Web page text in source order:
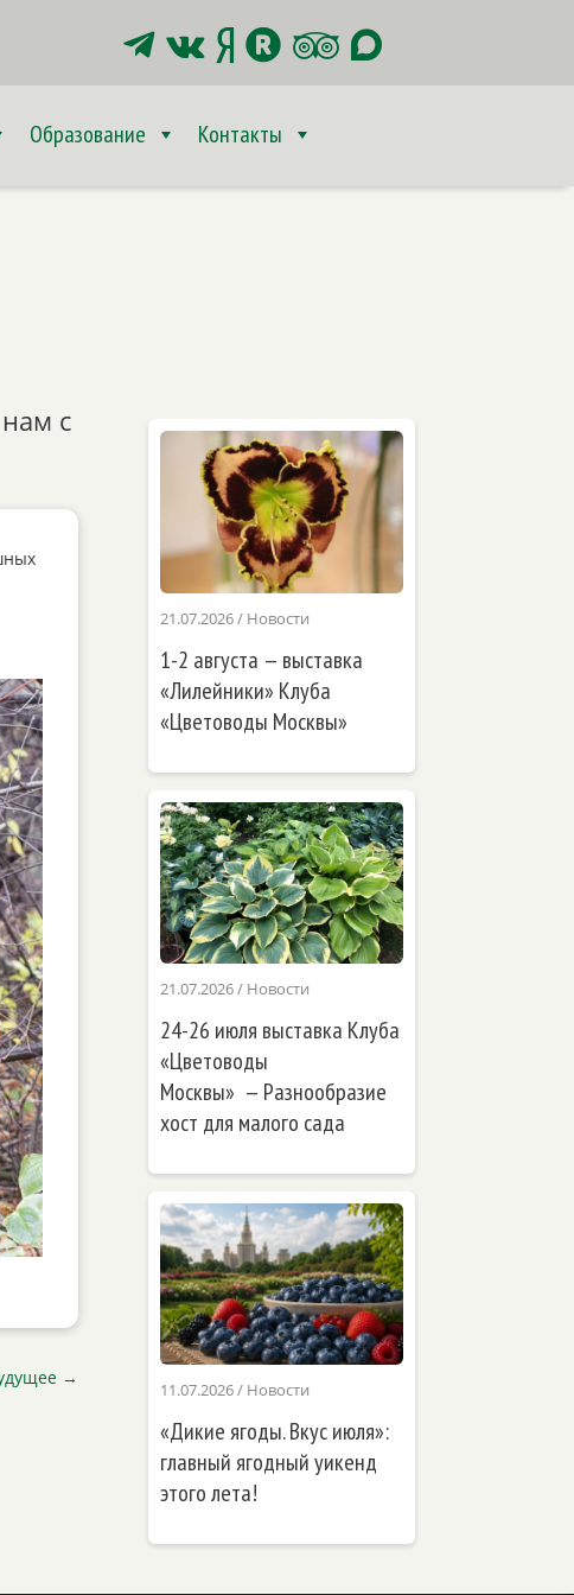
     
Образование Контакты
с
→
21.07.2026/ Новости
1-2 августа — выставка
«Лилейники» Клуба
«Цветоводы Москвы»
21.07.2026/ Новости
24-26 июля выставка Клуба
«Цветоводы
Москвы» — Разнообразие
хост для малого сада
11.07.2026/ Новости
«Дикие ягоды. Вкус июля»:
главный ягодный уикенд
этого лета!